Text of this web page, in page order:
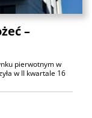
–
pierwotnym w
w II kwartale 16